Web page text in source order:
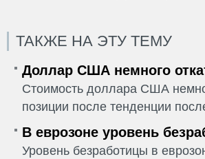
ТАКЖЕ НА ЭТУ ТЕМУ
Доллар США немного
Стоимость доллара США
позиции после тенденции
В еврозоне уровень
Уровень безработицы в